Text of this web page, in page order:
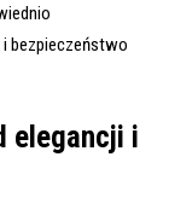
bezpieczeństwo
elegancji i